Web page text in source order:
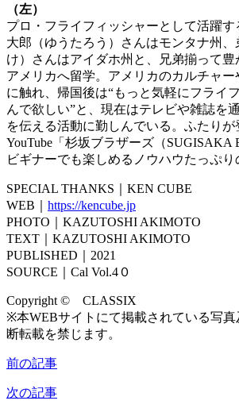
（左）
プロ・フライフィッシャーとして活躍
大郎（ゆうたろう）さんはモンタナ州
け）さんはアイダホ州と、兄弟揃って豊
アメリカへ留学。アメリカのカルチャー
に触れ、帰国後は“もっと気軽にフライ
んで欲しい”と、現在はテレビや雑誌を
を伝える活動に勤しんでいる。ふたりが
YouTube「杉坂ブラザーズ（SUGISAKA
ビギナーでも楽しめるノウハウたっぷり
SPECIAL THANKS｜KEN CUBE
WEB｜ https://kencube.jp
PHOTO｜KAZUTOSHI AKIMOTO
TEXT｜KAZUTOSHI AKIMOTO
PUBLISHED｜2021
SOURCE｜Cal Vol.4０
Copyright © CLASSIX
※本WEBサイトにて掲載されている写
断転載を禁じます。
前の記事
次の記事